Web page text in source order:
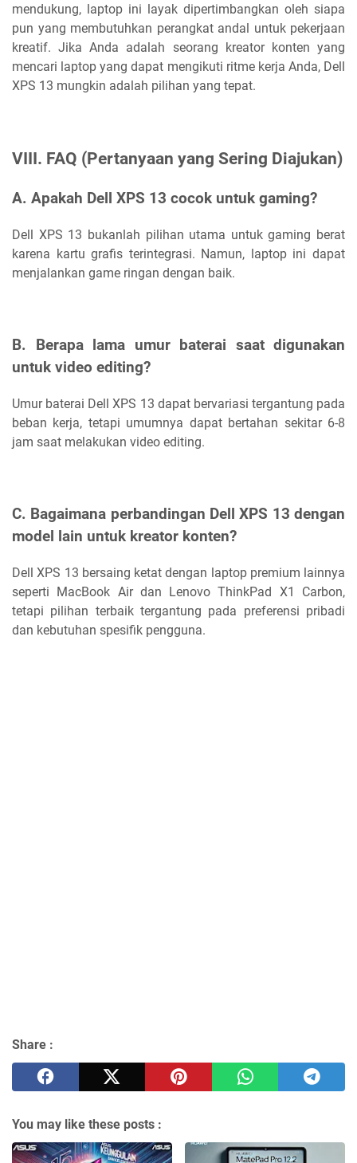
mendukung, laptop ini layak dipertimbangkan oleh siapa
pun yang membutuhkan perangkat andal untuk pekerjaan
kreatif. Jika Anda adalah seorang kreator konten yang
mencari laptop yang dapat mengikuti ritme kerja Anda, Dell
XPS 13 mungkin adalah pilihan yang tepat.
VIII. FAQ (Pertanyaan yang Sering Diajukan)
A. Apakah Dell XPS 13 cocok untuk gaming?
Dell XPS 13 bukanlah pilihan utama untuk gaming berat
karena kartu grafis terintegrasi. Namun, laptop ini dapat
menjalankan game ringan dengan baik.
B. Berapa lama umur baterai saat digunakan
untuk video editing?
Umur baterai Dell XPS 13 dapat bervariasi tergantung pada
beban kerja, tetapi umumnya dapat bertahan sekitar 6-8
jam saat melakukan video editing.
C. Bagaimana perbandingan Dell XPS 13 dengan
model lain untuk kreator konten?
Dell XPS 13 bersaing ketat dengan laptop premium lainnya
seperti MacBook Air dan Lenovo ThinkPad X1 Carbon,
tetapi pilihan terbaik tergantung pada preferensi pribadi
dan kebutuhan spesifik pengguna.
Share :
You may like these posts :